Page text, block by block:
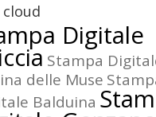
cloud
Digitale
Stampa
delle Muse
Balduina